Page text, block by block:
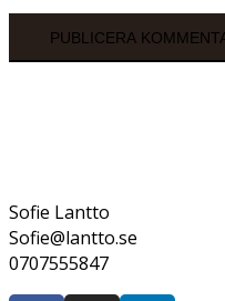
Sofie Lantto
Sofie@lantto.se
0707555847